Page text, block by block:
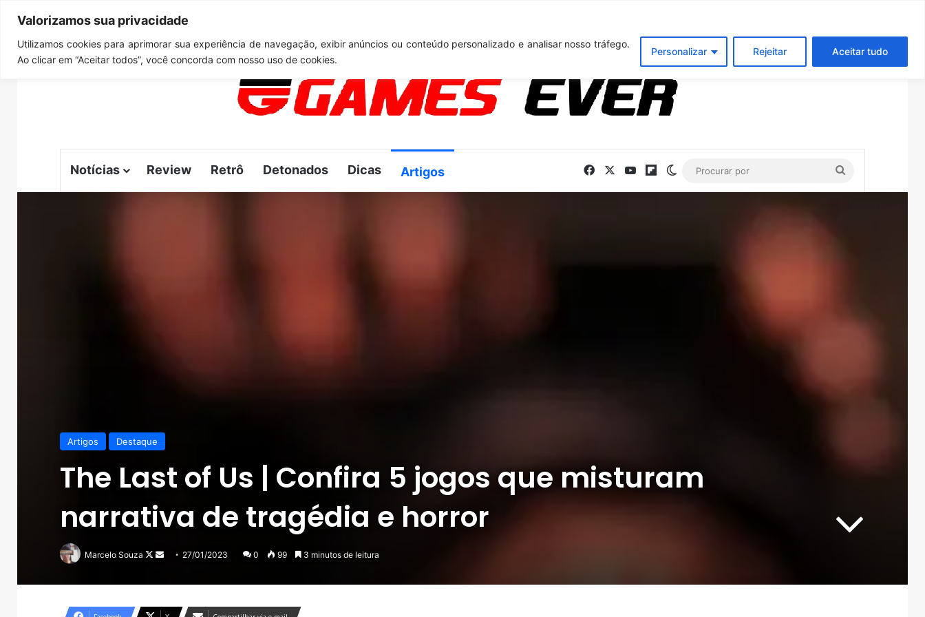
Valorizamos sua privacidade
Utilizamos cookies para aprimorar sua experiência de navegação, exibir anúncios ou conteúdo personalizado e analisar nosso tráfego.
Ao clicar em “Aceitar todos”, você concorda com nosso uso de cookies.
Personalizar Rejeitar Aceitar tudo
quarta-feira, agosto 5 2026
Notícias Review Retrô Detonados Dicas Artigos FacebookYouTubeFlipboardSwitch skin
por
Artigos Destaque
The Last of Us | Confira 5 jogos que misturam
narrativa de tragédia e horror
Marcelo Souza
Follow
X
Mande
e-
27/01/2023 0 99 3 minutos de leitura